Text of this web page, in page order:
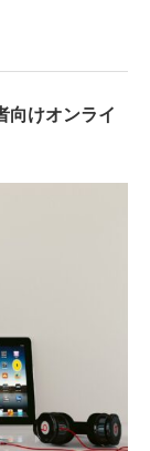
けオンライ